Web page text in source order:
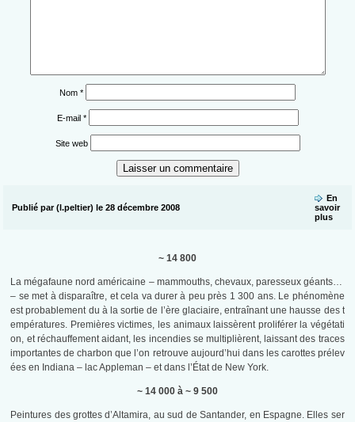
Nom *
E-mail *
Site web
Publié par (l.peltier) le 28 décembre 2008
En
savoir
plus
~ 14 800
La mégafaune nord américaine – mammouths, chevaux, paresseux géants…
– se met à disparaître, et cela va durer à peu près 1 300 ans. Le phénomène
est probablement du à la sortie de l’ère glaciaire, entraînant une hausse des t
empératures. Premières victimes, les animaux laissèrent proliférer la végétati
on, et réchauffement aidant, les incendies se multiplièrent, laissant des traces
importantes de charbon que l’on retrouve aujourd’hui dans les carottes prélev
ées en Indiana – lac Appleman – et dans l’État de New York.
~ 14 000 à ~ 9 500
Peintures des grottes d’Altamira, au sud de Santander, en Espagne. Elles ser